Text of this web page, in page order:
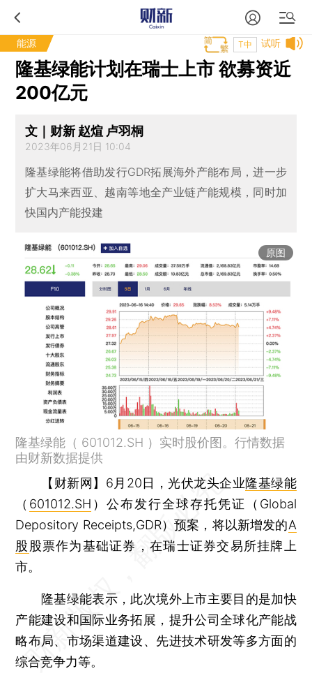
能源 试听
T中
隆基绿能计划在瑞士上市 欲募资近
200亿元
文｜财新 赵煊 卢羽桐
2023年06月21日 10:04
隆基绿能将借助发行GDR拓展海外产能布局，进一步
扩大马来西亚、越南等地全产业链产能规模，同时加
快国内产能投建
原图
隆基绿能（ 601012.SH ）实时股价图。行情数据
由财新数据提供
【财新网】 6月20日，光伏龙头企业隆基绿能
（ 601012.SH ）公布发行全球存托凭证（Global
Depository Receipts,GDR）预案，将以新增发的A
股 股票作为基础证券，在瑞士证券交易所挂牌上
市。
隆基绿能表示，此次境外上市主要目的是加快
产能建设和国际业务拓展，提升公司全球化产能战
略布局、市场渠道建设、先进技术研发等多方面的
综合竞争力等。